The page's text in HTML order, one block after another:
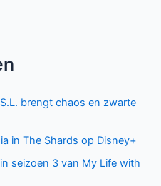
brengt chaos en zwarte
in The Shards op Disney+
seizoen 3 van My Life with